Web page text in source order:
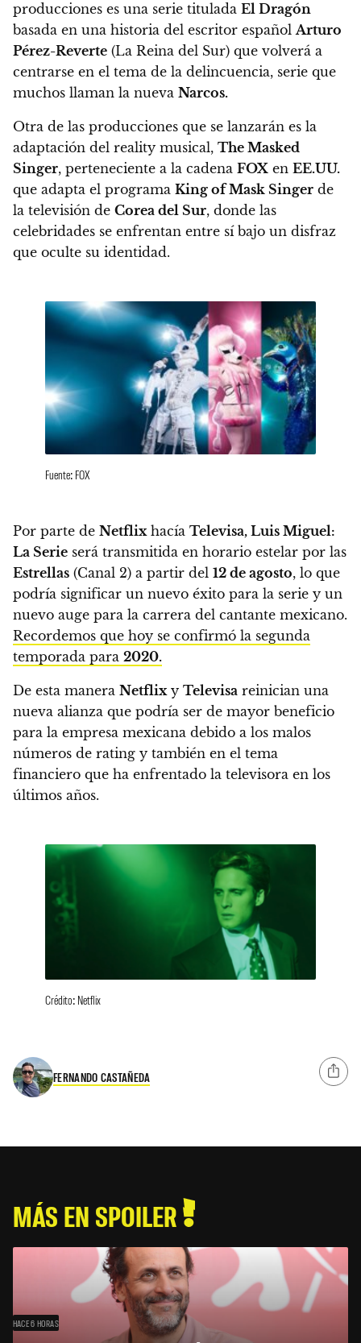
producciones es una serie titulada El Dragón
basada en una historia del escritor españolArturo
Pérez-Reverte (La Reina del Sur) que volverá a
centrarse en el tema de la delincuencia, serie que
muchos llaman la nueva Narcos.
Otra de las producciones que se lanzarán es la
adaptación del reality musical, The Masked
Singer, perteneciente a la cadena FOX en EE.UU.
que adapta el programa King of Mask Singer de
la televisión de Corea del Sur, donde las
celebridades se enfrentan entre sí bajo un disfraz
que oculte su identidad.
Fuente: FOX
Por parte de Netflix hacía Televisa, Luis Miguel:
La Serie será transmitida en horario estelar por las
Estrellas (Canal 2) a partir del 12 de agosto, lo que
podría significar un nuevo éxito para la serie y un
nuevo auge para la carrera del cantante mexicano.
Recordemos que hoy se confirmó la segunda
temporada para 2020.
De esta manera Netflix y Televisa reinician una
nueva alianza que podría ser de mayor beneficio
para la empresa mexicana debido a los malos
números de rating y también en el tema
financiero que ha enfrentado la televisora en los
últimos años.
Crédito: Netflix
FERNANDO CASTAÑEDA
MÁS EN SPOILER
HACE 6 HORAS